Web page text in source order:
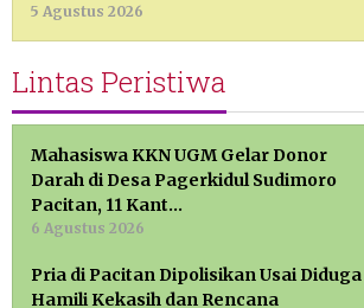
5 Agustus 2026
Lintas Peristiwa
Mahasiswa KKN UGM Gelar Donor
Darah di Desa Pagerkidul Sudimoro
Pacitan, 11 Kant…
6 Agustus 2026
Pria di Pacitan Dipolisikan Usai Diduga
Hamili Kekasih dan Rencana